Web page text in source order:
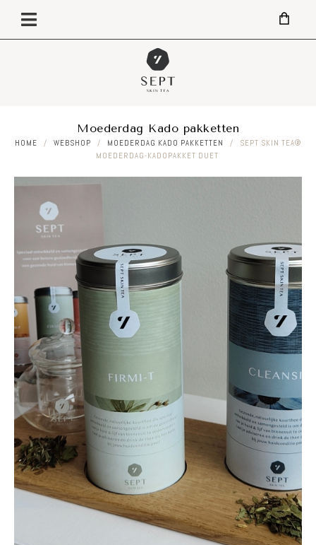
Moederdag Kado pakketten
HOME / WEBSHOP / MOEDERDAG KADO PAKKETTEN / SEPT SKIN TEA®
MOEDERDAG-KADOPAKKET DUET